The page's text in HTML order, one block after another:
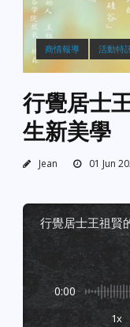
商情報導 活動特
行覺居士
生新美學
Jean 01 Jun
行覺居士王祖
0:00
1x